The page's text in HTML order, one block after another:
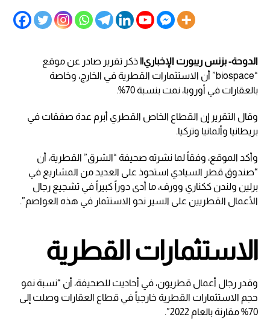
الدوحة- بزنس ريبورت الإخباري|| ذكر تقرير صادر عن موقع
“biospace” أن الاستثمارات القطرية في الخارج، وخاصة
بالعقارات في أوروبا، نمت بنسبة 70%.
وقال التقرير إن القطاع الخاص القطري أبرم عدة صفقات في
بريطانيا وألمانيا وتركيا.
وأكد الموقع، وفقاً لما نشرته صحيفة “الشرق” القطرية، أن
“صندوق قطر السيادي استحوذ على العديد من المشاريع في
برلين ولندن ككناري وورف، ما أدى دوراً كبيراً في تشجيع رجال
الأعمال القطريين على السير نحو الاستثمار في هذه العواصم”.
الاستثمارات القطرية
وقدر رجال أعمال قطريون، في أحاديث للصحيفة، أن “نسبة نمو
حجم الاستثمارات القطرية خارجياً في قطاع العقارات وصلت إلى
70% مقارنة بالعام 2022”.